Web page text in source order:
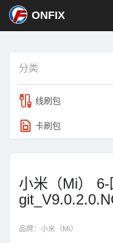
ONFIX
分类
线刷包
卡刷包
小米（Mi）
品牌： 小米（Mi）